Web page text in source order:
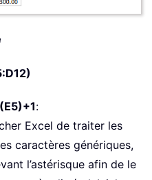
:
Excel de traiter les
caractères génériques,
l’astérisque afin de le